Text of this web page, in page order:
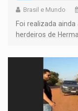
Brasil e Mundo
Foi realizada
herdeiros de